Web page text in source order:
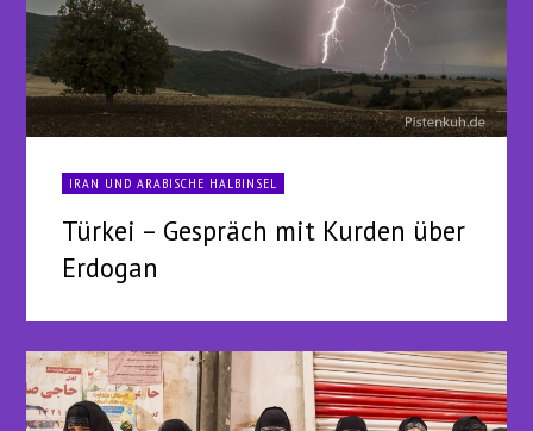
IRAN UND ARABISCHE HALBINSEL
Türkei – Gespräch mit Kurden über
Erdogan